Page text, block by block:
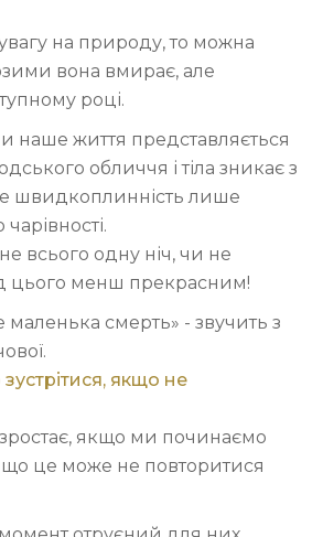
на природу, то можна
вона вмирає, але
році.
наше життя представляється
обличчя і тіла зникає з
швидкоплинність лише
всього одну ніч, чи не
цього менш прекрасним!
маленька смерть» - звучить з
якщо не
зростає, якщо ми починаємо
це може не повторитися